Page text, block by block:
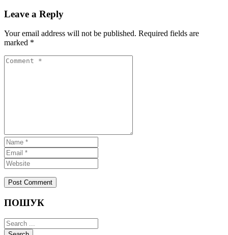
Leave a Reply
Your email address will not be published. Required fields are
marked *
ПОШУК